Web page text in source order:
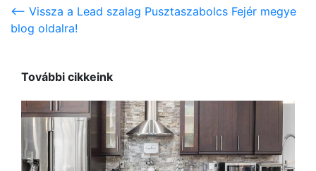
<-- Vissza a Lead szalag Pusztaszabolcs Fejér megye
blog oldalra!
További cikkeink